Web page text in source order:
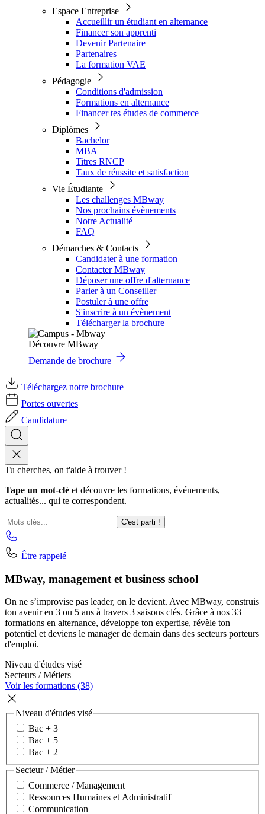
Espace Entreprise
Accueillir un étudiant en alternance
Financer son apprenti
Devenir Partenaire
Partenaires
La formation VAE
Pédagogie
Conditions d'admission
Formations en alternance
Financer tes études de commerce
Diplômes
Bachelor
MBA
Titres RNCP
Taux de réussite et satisfaction
Vie Étudiante
Les challenges MBway
Nos prochains évènements
Notre Actualité
FAQ
Démarches & Contacts
Candidater à une formation
Contacter MBway
Déposer une offre d'alternance
Parler à un Conseiller
Postuler à une offre
S'inscrire à un évènement
Télécharger la brochure
Découvre MBway
Demande de brochure
Téléchargez notre brochure
Portes ouvertes
Candidature
Tu cherches, on t'aide à trouver !
Tape un mot-clé et découvre les formations, événements,
actualités... qui te correspondent.
C'est parti !
Être rappelé
MBway, management et business school
On ne s’improvise pas leader, on le devient. Avec MBway, construis
ton avenir en 3 ou 5 ans à travers 3 saisons clés. Grâce à nos 33
formations en alternance, développe ton expertise, révèle ton
potentiel et deviens le manager de demain dans des secteurs porteurs
d'emploi.
Niveau d'études visé
Secteurs / Métiers
Voir les formations (38)
Niveau d'études visé
Bac + 3
Bac + 5
Bac + 2
Secteur / Métier
Commerce / Management
Ressources Humaines et Administratif
Communication